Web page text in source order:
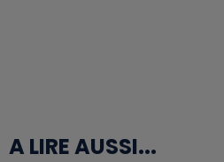
A LIRE AUSSI...